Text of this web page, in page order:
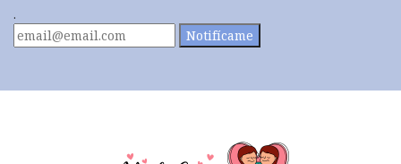
.
Notifícame